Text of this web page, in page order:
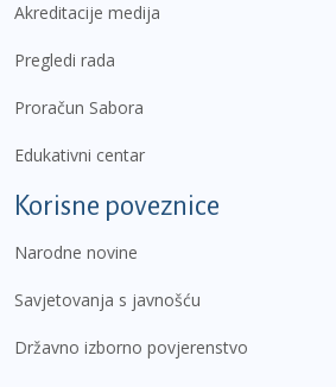
Akreditacije medija
Pregledi rada
Proračun Sabora
Edukativni centar
Korisne poveznice
Narodne novine
Savjetovanja s javnošću
Državno izborno povjerenstvo